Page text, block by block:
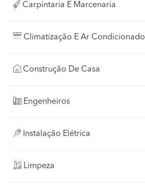
Carpintaria E Marcenaria
Climatização E Ar Condicionado
Construção De Casa
Engenheiros
Instalação Elétrica
Limpeza